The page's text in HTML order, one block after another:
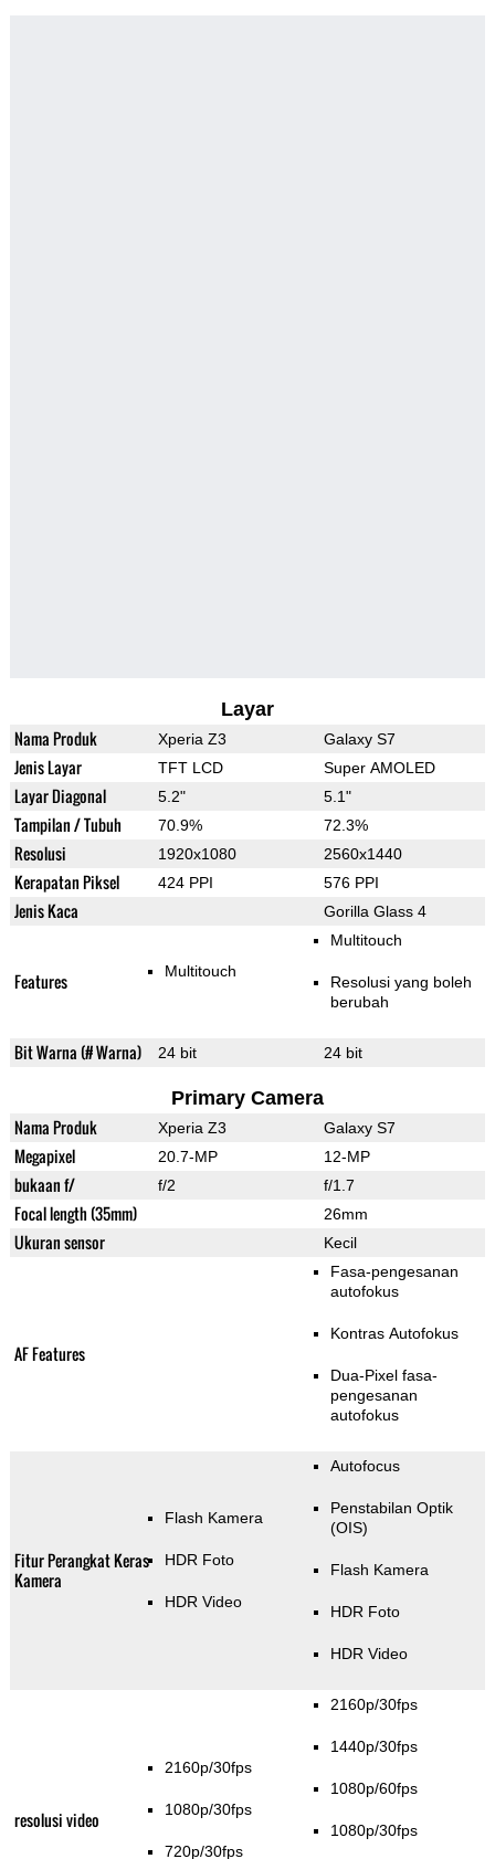
Layar
Nama Produk Xperia Z3 Galaxy S7
Jenis Layar TFT LCD Super AMOLED
Layar Diagonal 5.2" 5.1"
Tampilan / Tubuh 70.9% 72.3%
Resolusi 1920x1080 2560x1440
Kerapatan Piksel 424 PPI 576 PPI
Jenis Kaca Gorilla Glass 4
Features Multitouch
Multitouch
Resolusi yang boleh
berubah
Bit Warna (# Warna) 24 bit 24 bit
Primary Camera
Nama Produk Xperia Z3 Galaxy S7
Megapixel 20.7-MP 12-MP
bukaan f/ f/2 f/1.7
Focal length (35mm) 26mm
Ukuran sensor Kecil
AF Features
Fasa-pengesanan
autofokus
Kontras Autofokus
Dua-Pixel fasa-
pengesanan
autofokus
Fitur Perangkat Keras
Kamera
Flash Kamera
HDR Foto
HDR Video
Autofocus
Penstabilan Optik
(OIS)
Flash Kamera
HDR Foto
HDR Video
resolusi video
2160p/30fps
1080p/30fps
720p/30fps
2160p/30fps
1440p/30fps
1080p/60fps
1080p/30fps